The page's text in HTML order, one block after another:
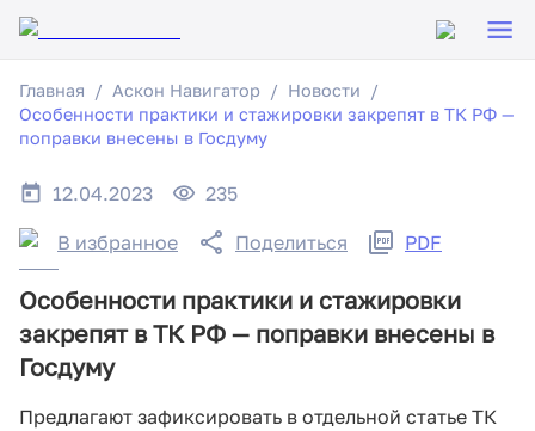
Главная Аскон Навигатор
Новости
Особенности практики и стажировки закрепят в ТК РФ —
поправки внесены в Госдуму
12.04.2023 235
В избранное Поделиться PDF
Особенности практики и стажировки
закрепят в ТК РФ — поправки внесены в
Госдуму
Предлагают зафиксировать в отдельной статье ТК